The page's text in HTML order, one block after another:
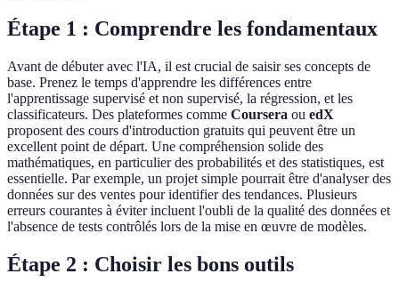
Étape 1 : Comprendre les fondamentaux
Avant de débuter avec l'IA, il est crucial de saisir ses concepts de
base. Prenez le temps d'apprendre les différences entre
l'apprentissage supervisé et non supervisé, la régression, et les
classificateurs. Des plateformes comme Coursera ou edX
proposent des cours d'introduction gratuits qui peuvent être un
excellent point de départ. Une compréhension solide des
mathématiques, en particulier des probabilités et des statistiques, est
essentielle. Par exemple, un projet simple pourrait être d'analyser des
données sur des ventes pour identifier des tendances. Plusieurs
erreurs courantes à éviter incluent l'oubli de la qualité des données et
l'absence de tests contrôlés lors de la mise en œuvre de modèles.
Étape 2 : Choisir les bons outils